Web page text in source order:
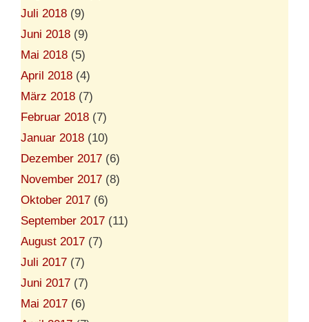
Juli 2018 (9)
Juni 2018 (9)
Mai 2018 (5)
April 2018 (4)
März 2018 (7)
Februar 2018 (7)
Januar 2018 (10)
Dezember 2017 (6)
November 2017 (8)
Oktober 2017 (6)
September 2017 (11)
August 2017 (7)
Juli 2017 (7)
Juni 2017 (7)
Mai 2017 (6)